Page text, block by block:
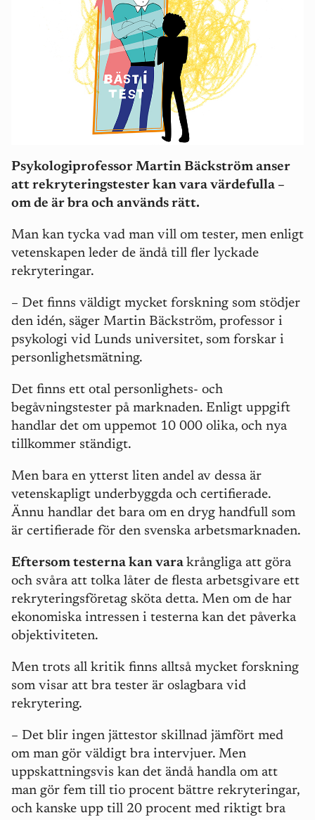
Psykologiprofessor Martin Bäckström anser
att rekryteringstester kan vara värdefulla –
om de är bra och används rätt.
Man kan tycka vad man vill om tester, men enligt
vetenskapen leder de ändå till fler lyckade
rekryteringar.
– Det finns väldigt mycket forskning som stödjer
den idén, säger Martin Bäckström, professor i
psykologi vid Lunds universitet, som forskar i
personlighetsmätning.
Det finns ett otal personlighets- och
begåvningstester på marknaden. Enligt uppgift
handlar det om uppemot 10 000 olika, och nya
tillkommer ständigt.
Men bara en ytterst liten andel av dessa är
vetenskapligt underbyggda och certifierade.
Ännu handlar det bara om en dryg handfull som
är certifierade för den svenska arbetsmarknaden.
Eftersom testerna kan vara krångliga att göra
och svåra att tolka låter de flesta arbetsgivare ett
rekryteringsföretag sköta detta. Men om de har
ekonomiska intressen i testerna kan det påverka
objektiviteten.
Men trots all kritik finns alltså mycket forskning
som visar att bra tester är oslagbara vid
rekrytering.
– Det blir ingen jättestor skillnad jämfört med
om man gör väldigt bra intervjuer. Men
uppskattningsvis kan det ändå handla om att
man gör fem till tio procent bättre rekryteringar,
och kanske upp till 20 procent med riktigt bra